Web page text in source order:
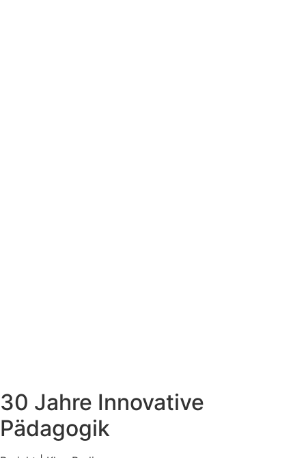
30 Jahre Innovative
Pädagogik